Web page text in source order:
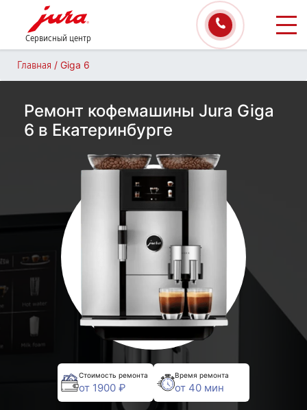
Сервисный центр
Главная / Giga 6
Ремонт кофемашины Jura Giga
6 в Екатеринбурге
Стоимость ремонта
от 1900 ₽
Время ремонта
от 40 мин